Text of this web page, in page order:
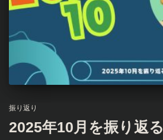
振り返り
2025年10月を振り返る